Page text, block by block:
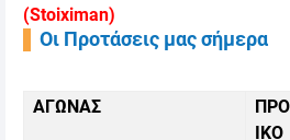
(Stoiximan)
Οι Προτάσεις μας σήμερα
ΑΓΩΝΑΣ
ΙΚΟ